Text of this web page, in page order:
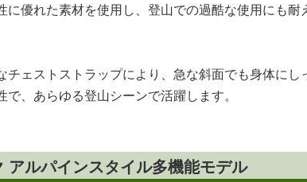
に優れた素材を使用し、登山での過酷な使用にも
ェストストラップにより、急な斜面でも身体に
、あらゆる登山シーンで活躍します。
アルパインスタイル多機能モデル